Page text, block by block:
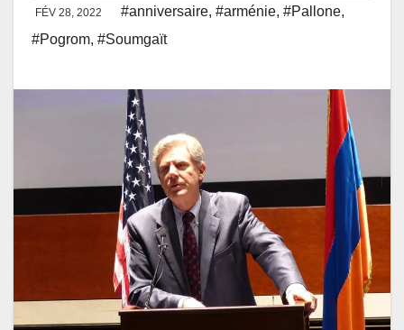
FÉV 28, 2022 #anniversaire, #arménie, #Pallone,
#Pogrom, #Soumgaït